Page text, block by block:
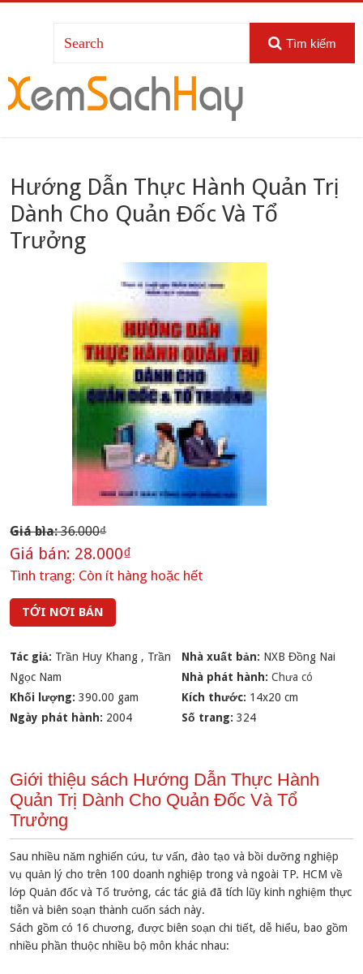
Tìm kiếm
Hướng Dẫn Thực Hành Quản Trị
Dành Cho Quản Đốc Và Tổ
Trưởng
Giá bìa:36.000₫
Giá bán: 28.000₫
Tình trạng: Còn ít hàng hoặc hết
TỚI NƠI BÁN
Tác giả: Trần Huy Khang , Trần
Ngọc Nam
Nhà xuất bản: NXB Đồng Nai
Nhà phát hành: Chưa có
Khối lượng:390.00 gam Kích thước: 14x20 cm
Ngày phát hành: 2004 Số trang: 324
Giới thiệu sách Hướng Dẫn Thực Hành
Quản Trị Dành Cho Quản Đốc Và Tổ
Trưởng
Sau nhiều năm nghiến cứu, tư vấn, đào tạo và bồi dưỡng nghiệp
vụ quản lý cho trên 100 doanh nghiệp trong và ngoài TP. HCM về
lớp Quản đốc và Tổ trưởng, các tác giả đã tích lũy kinh nghiệm thực
tiễn và biên soạn thành cuốn sách này.
Sách gồm có 16 chương, được biên soạn chi tiết, dễ hiểu, bao gồm
nhiều phần thuộc nhiều bộ môn khác nhau: